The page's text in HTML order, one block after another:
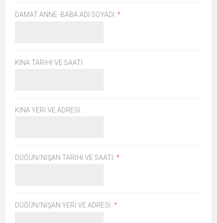
DAMAT ANNE -BABA ADI SOYADI: *
KINA TARIHI VE SAATI:
KINA YERI VE ADRESI:
DÜĞÜN/NIŞAN TARIHI VE SAATI: *
DÜĞÜN/NIŞAN YERI VE ADRESI: *